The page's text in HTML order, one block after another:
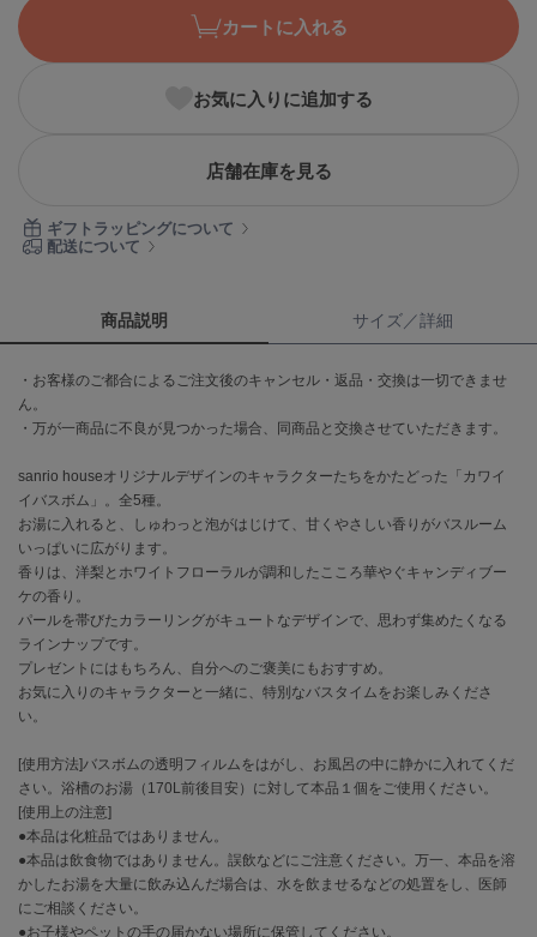
BANDOLIER
バンドリヤー
célon
セロン
Clarks Premium
CODE A
コードエー
COLE HAAN
コール ハーン
CONVERSE
コンバース
DANSKIN
ダンスキン
EIMY ISTOIRE
エイミー イストワール
カートに入れる
お気に入りに追加する
店舗在庫を見る
ギフトラッピングについて
配送について
商品説明 サイズ／詳細
・お客様のご都合によるご注文後のキャンセル・返品・交換は一切できませ
ん。
・万が一商品に不良が見つかった場合、同商品と交換させていただきます。
sanrio houseオリジナルデザインのキャラクターたちをかたどった「カワイ
イバスボム」。全5種。
お湯に入れると、しゅわっと泡がはじけて、甘くやさしい香りがバスルーム
いっぱいに広がります。
香りは、洋梨とホワイトフローラルが調和したこころ華やぐキャンディブー
ケの香り。
パールを帯びたカラーリングがキュートなデザインで、思わず集めたくなる
ラインナップです。
プレゼントにはもちろん、自分へのご褒美にもおすすめ。
お気に入りのキャラクターと一緒に、特別なバスタイムをお楽しみくださ
い。
[使用方法]バスボムの透明フィルムをはがし、お風呂の中に静かに入れてくだ
さい。浴槽のお湯（170L前後目安）に対して本品１個をご使用ください。
[使用上の注意]
●本品は化粧品ではありません。
●本品は飲食物ではありません。誤飲などにご注意ください。万一、本品を溶
かしたお湯を大量に飲み込んだ場合は、水を飲ませるなどの処置をし、医師
にご相談ください。
●お子様やペットの手の届かない場所に保管してください。